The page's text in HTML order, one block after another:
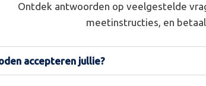
Ontdek antwoorden op veelgestelde
meetinstructies, en
accepteren jullie?